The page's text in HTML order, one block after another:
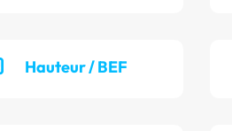
Hauteur / BEF